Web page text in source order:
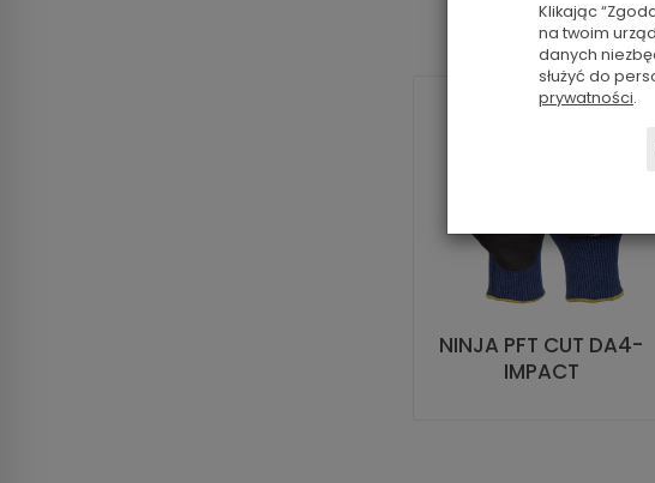
NINJA PFT CUT DA4-
IMPACT
Klikając
na twoim
danych
służyć do
prywatności.